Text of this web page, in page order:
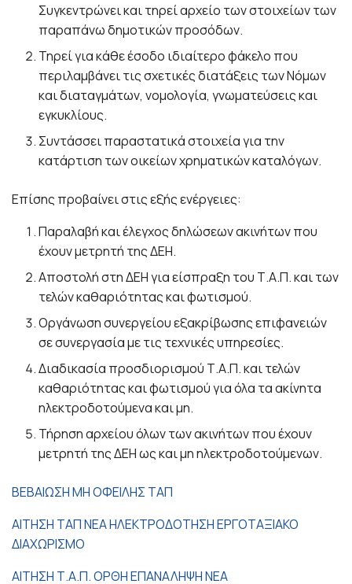
Συγκεντρώνει και τηρεί αρχείο των στοιχείων των
παραπάνω δημοτικών προσόδων.
Τηρεί για κάθε έσοδο ιδιαίτερο φάκελο που
περιλαμβάνει τις σχετικές διατάξεις των Νόμων
και διαταγμάτων, νομολογία, γνωματεύσεις και
εγκυκλίους.
Συντάσσει παραστατικά στοιχεία για την
κατάρτιση των οικείων χρηματικών καταλόγων.
Επίσης προβαίνει στις εξής ενέργειες:
Παραλαβή και έλεγχος δηλώσεων ακινήτων που
έχουν μετρητή της ΔΕΗ.
Αποστολή στη ΔΕΗ για είσπραξη του Τ.Α.Π. και των
τελών καθαριότητας και φωτισμού.
Οργάνωση συνεργείου εξακρίβωσης επιφανειών
σε συνεργασία με τις τεχνικές υπηρεσίες.
Διαδικασία προσδιορισμού Τ.Α.Π. και τελών
καθαριότητας και φωτισμού για όλα τα ακίνητα
ηλεκτροδοτούμενα και μη.
Τήρηση αρχείου όλων των ακινήτων που έχουν
μετρητή της ΔΕΗ ως και μη ηλεκτροδοτούμενων.
ΒΕΒΑΙΩΣΗ ΜΗ ΟΦΕΙΛΗΣ ΤΑΠ
ΑΙΤΗΣΗ ΤΑΠ ΝΕΑ ΗΛΕΚΤΡΟΔΟΤΗΣΗ ΕΡΓΟΤΑΞΙΑΚΟ
ΔΙΑΧΩΡΙΣΜΟ
ΑΙΤΗΣΗ Τ.Α.Π. ΟΡΘΗ ΕΠΑΝΑΛΗΨΗ ΝΕΑ